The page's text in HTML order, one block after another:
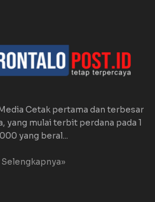
Cetak pertama dan terbesar
yang mulai terbit perdana pada 1
yang beral...
Selengkapnya»